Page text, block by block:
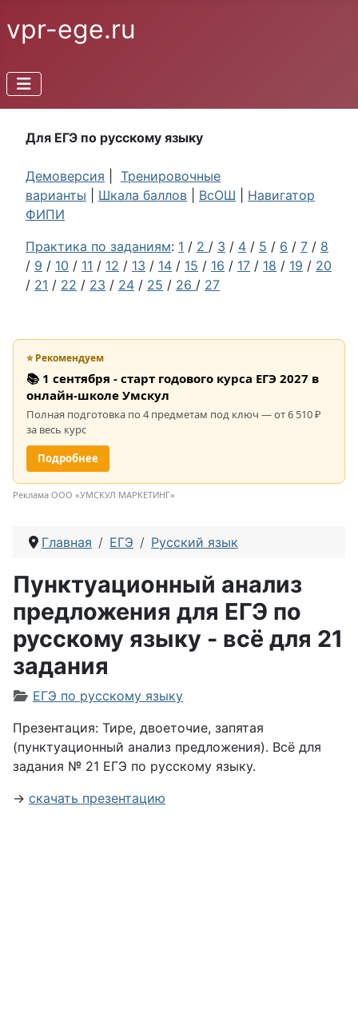
vpr-ege.ru
Для ЕГЭ по русскому языку
Демоверсия
Тренировочные
варианты
Шкала баллов ВсОШ
Навигатор
ФИПИ
Практика по заданиям: 1 / 2 / 3 / 4 / 5 / 6 / 7 / 8
/ 9 / 10 / 11 / 12 / 13 / 14 / 15 / 16 / 17 / 18 / 19 / 20
/ 21 / 22 / 23 / 24 / 25 / 26 / 27
⭐ Рекомендуем
📚 1 сентября - старт годового курса ЕГЭ 2027 в
онлайн-школе Умскул
Полная подготовка по 4 предметам под ключ — от 6 510 ₽
за весь курс
Подробнее
Реклама ООО «УМСКУЛ МАРКЕТИНГ»
Главная ЕГЭ Русский язык
Пунктуационный анализ
предложения для ЕГЭ по
русскому языку - всё для 21
задания
Информация о материале
ЕГЭ по русскому языку
Презентация: Тире, двоеточие, запятая
(пунктуационный анализ предложения). Всё для
задания № 21 ЕГЭ по русскому языку.
→ скачать презентацию